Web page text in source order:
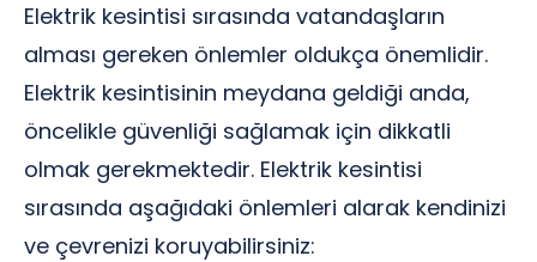
Elektrik kesintisi sırasında vatandaşların
alması gereken önlemler oldukça önemlidir.
Elektrik kesintisinin meydana geldiği anda,
öncelikle güvenliği sağlamak için dikkatli
olmak gerekmektedir. Elektrik kesintisi
sırasında aşağıdaki önlemleri alarak kendinizi
ve çevrenizi koruyabilirsiniz: